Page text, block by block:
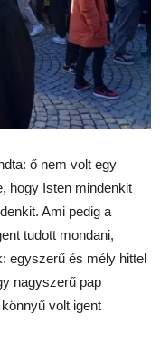
ő nem volt egy
hogy Isten mindenkit
Ami pedig a
tudott mondani,
egyszerű és mély hittel
nagyszerű pap
volt igent